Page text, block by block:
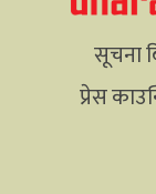
सूचना
प्रेस